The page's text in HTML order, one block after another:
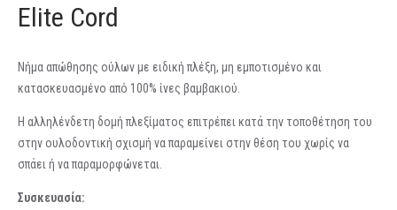
Elite Cord
Νήμα απώθησης ούλων με ειδική πλέξη, μη εμποτισμένο και
κατασκευασμένο από 100% ίνες βαμβακιού.
Η αλληλένδετη δομή πλεξίματος επιτρέπει κατά την τοποθέτηση του
στην ουλοδοντική σχισμή να παραμείνει στην θέση του χωρίς να
σπάει ή να παραμορφώνεται.
Συσκευασία: